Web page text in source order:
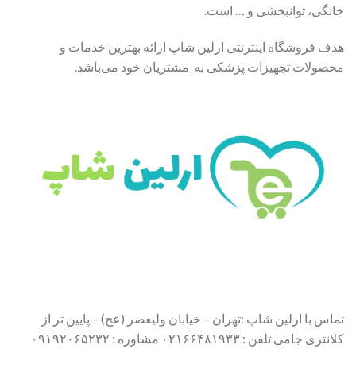
خانگی، توانبخشی و … است.
هدف فروشگاه اینترنتی ارلین شاپ ارائه بهترین خدمات و
محصولات تجهیزات پزشکی به مشتریان خود می‌باشد.
تماس با ارلین شاپ :تهران – خیابان ولیعصر (عج) – پایین تر از
کلانتری جامی تلفن : ۰۲۱۶۶۴۸۱۹۳۳ مشاوره : ۰۹۱۹۲۰۶۵۲۳۲